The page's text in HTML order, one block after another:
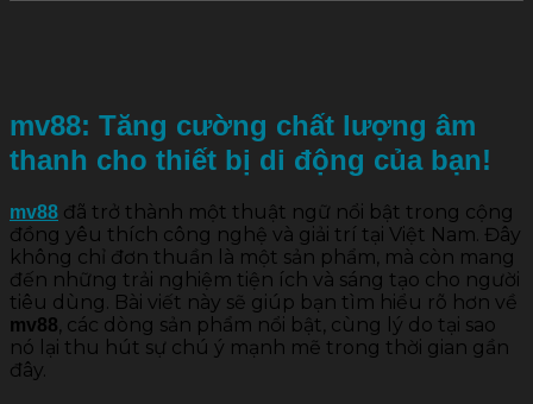
mv88: Tăng cường chất lượng âm
thanh cho thiết bị di động của bạn!
mv88 đã trở thành một thuật ngữ nổi bật trong cộng
đồng yêu thích công nghệ và giải trí tại Việt Nam. Đây
không chỉ đơn thuần là một sản phẩm, mà còn mang
đến những trải nghiệm tiện ích và sáng tạo cho người
tiêu dùng. Bài viết này sẽ giúp bạn tìm hiểu rõ hơn về
mv88 , các dòng sản phẩm nổi bật, cùng lý do tại sao
nó lại thu hút sự chú ý mạnh mẽ trong thời gian gần
đây.